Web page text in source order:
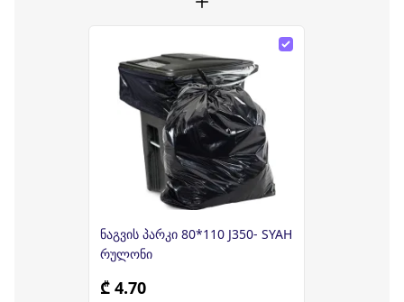
ნაგვის პარკი 80*110 J350- SYAH
რულონი
₾ 4.70